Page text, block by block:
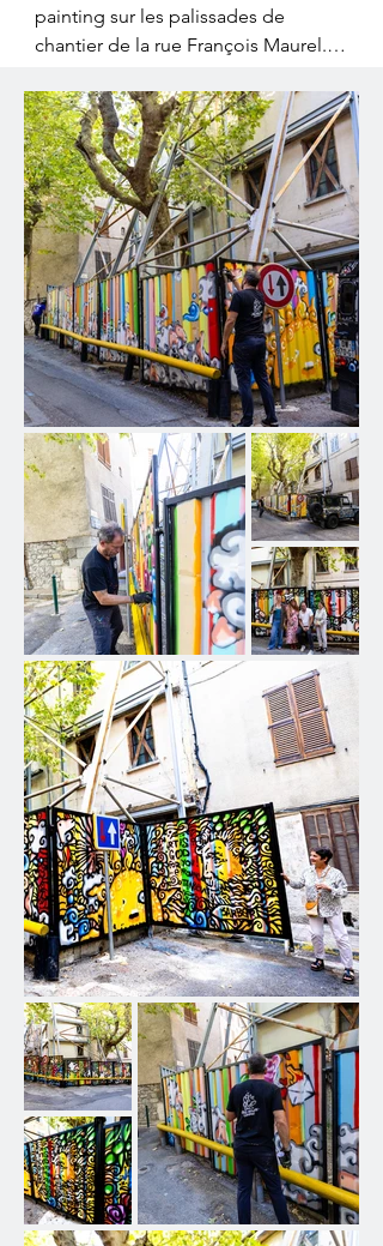
painting sur les palissades de
chantier de la rue François Maurel.
des passants, s’est imposée comme
une manière directe, vivante et
symbolique de prolonger le
dialogue engagé avec le village et
ses habitants.
Ce projet, soutenu par la Mairie de
Bargemon, le service culture de la
Dracénie, l’association Touzarzimut
et la Sous-Préfète Myriam Garcia, a
permis à l’artiste de partager son
énergie et son univers graphique en
pleine rue, au cœur de la vie locale.